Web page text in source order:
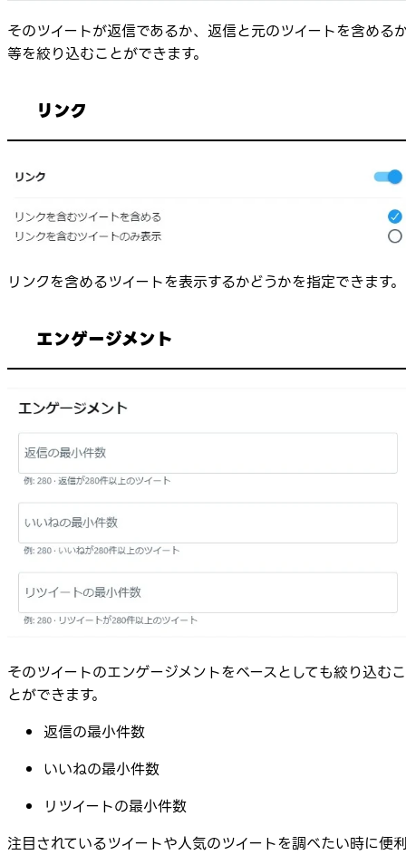
そのツイートが返信であるか、返信と元のツイートを含める
等を絞り込むことができます。
リンク
リンクを含めるツイートを表示するかどうかを指定できます。
エンゲージメント
そのツイートのエンゲージメントをベースとしても絞り込むこ
とができます。
返信の最小件数
いいねの最小件数
リツイートの最小件数
注目されているツイートや人気のツイートを調べたい時に便